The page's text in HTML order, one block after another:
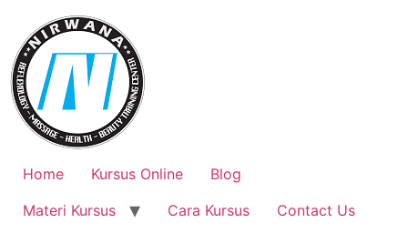
content
Home Kursus Online
Blog
Materi Kursus
Cara Kursus
Contact Us